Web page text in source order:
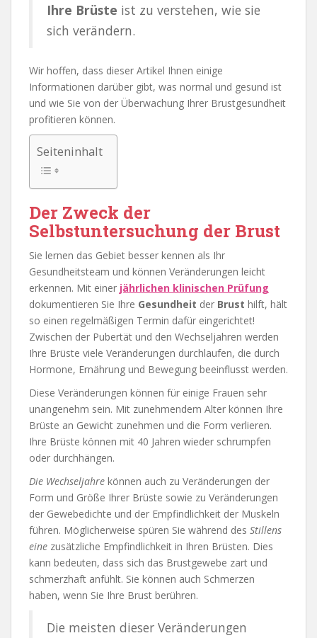
Ihre Brüste ist zu verstehen, wie sie
sich verändern.
Wir hoffen, dass dieser Artikel Ihnen einige
Informationen darüber gibt, was normal und gesund ist
und wie Sie von der Überwachung Ihrer Brustgesundheit
profitieren können.
Seiteninhalt
Der Zweck der
Selbstuntersuchung der Brust
Sie lernen das Gebiet besser kennen als Ihr
Gesundheitsteam und können Veränderungen leicht
erkennen. Mit einer jährlichen klinischen Prüfung
dokumentieren Sie Ihre Gesundheit der Brust hilft, hält
so einen regelmäßigen Termin dafür eingerichtet!
Zwischen der Pubertät und den Wechseljahren werden
Ihre Brüste viele Veränderungen durchlaufen, die durch
Hormone, Ernährung und Bewegung beeinflusst werden.
Diese Veränderungen können für einige Frauen sehr
unangenehm sein. Mit zunehmendem Alter können Ihre
Brüste an Gewicht zunehmen und die Form verlieren.
Ihre Brüste können mit 40 Jahren wieder schrumpfen
oder durchhängen.
Die Wechseljahre können auch zu Veränderungen der
Form und Größe Ihrer Brüste sowie zu Veränderungen
der Gewebedichte und der Empfindlichkeit der Muskeln
führen. Möglicherweise spüren Sie während des Stillens
eine zusätzliche Empfindlichkeit in Ihren Brüsten. Dies
kann bedeuten, dass sich das Brustgewebe zart und
schmerzhaft anfühlt. Sie können auch Schmerzen
haben, wenn Sie Ihre Brust berühren.
Die meisten dieser Veränderungen